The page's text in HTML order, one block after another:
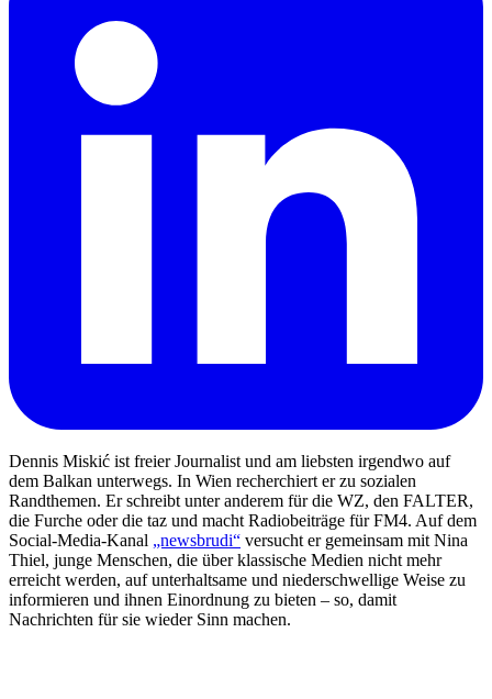
Dennis Miskić ist freier Journalist und am liebsten irgendwo auf
dem Balkan unterwegs. In Wien recherchiert er zu sozialen
Randthemen. Er schreibt unter anderem für die WZ, den FALTER,
die Furche oder die taz und macht Radiobeiträge für FM4. Auf dem
Social-Media-Kanal „newsbrudi“ versucht er gemeinsam mit Nina
Thiel, junge Menschen, die über klassische Medien nicht mehr
erreicht werden, auf unterhaltsame und niederschwellige Weise zu
informieren und ihnen Einordnung zu bieten – so, damit
Nachrichten für sie wieder Sinn machen.